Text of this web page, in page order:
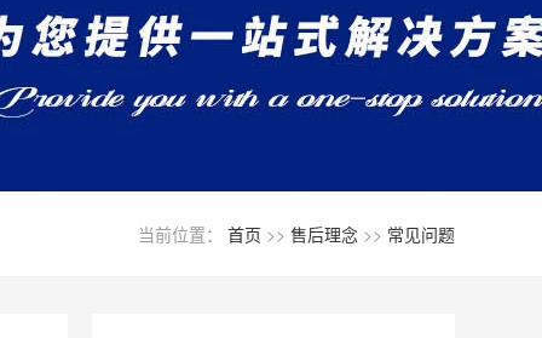
当前位置： 首页 >> 售后理念 >> 常见问题